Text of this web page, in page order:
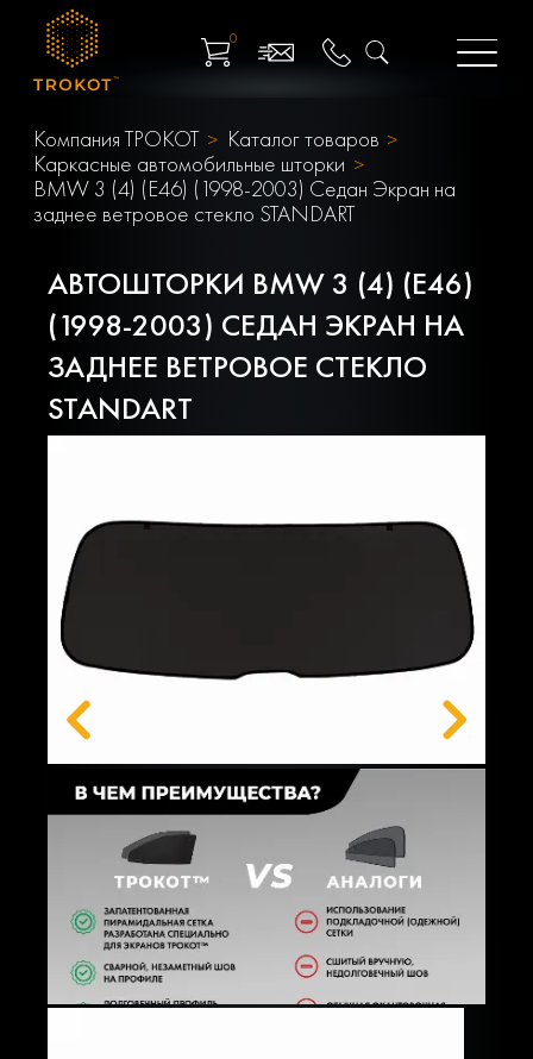
0
Компания ТРОКОТ
Каталог товаров
Каркасные автомобильные шторки
BMW 3 (4) (E46) (1998-2003) Седан Экран на
заднее ветровое стекло STANDART
АВТОШТОРКИ BMW 3 (4) (E46)
(1998-2003) СЕДАН ЭКРАН НА
ЗАДНЕЕ ВЕТРОВОЕ СТЕКЛО
STANDART